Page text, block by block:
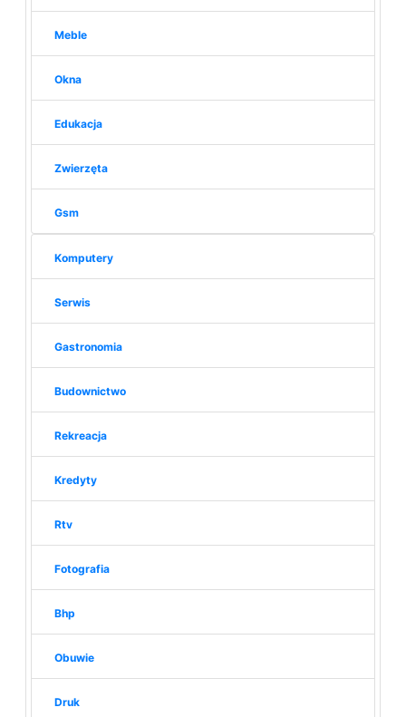
Meble
Okna
Edukacja
Zwierzęta
Gsm
Komputery
Serwis
Gastronomia
Budownictwo
Rekreacja
Kredyty
Rtv
Fotografia
Bhp
Obuwie
Druk